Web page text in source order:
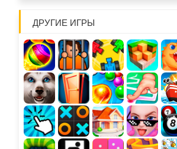
ДРУГИЕ ИГРЫ